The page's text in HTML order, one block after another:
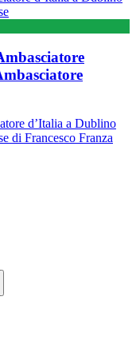
d’Italia a Dublino
di Francesco Franza